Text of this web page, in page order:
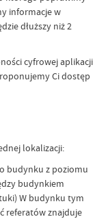
informacje w
dłuższy niż 2
cyfrowej aplikacji
Ci dostęp
lokalizacji:
budynku z poziomu
budynkiem
W budynku tym
referatów znajduje